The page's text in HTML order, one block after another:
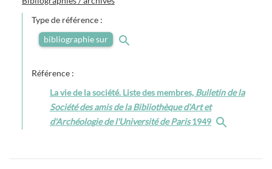
Type de référence :
bibliographie sur
Référence :
La vie de la société. Liste des membres, Bulletin de la
Société des amis de la Bibliothèque d'Art et
d'Archéologie de l'Université de Paris1949